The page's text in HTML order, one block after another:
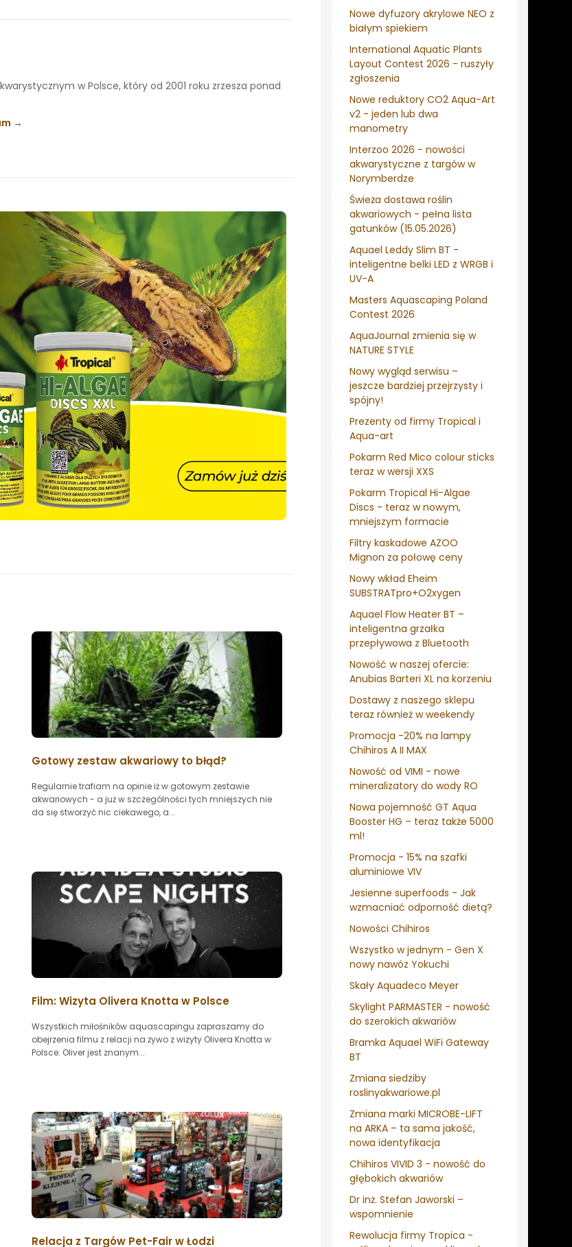
Nowe dyfuzory akrylowe NEO z
białym spiekiem
International Aquatic Plants
Layout Contest 2026 - ruszyły
zgłoszenia
Nowe reduktory CO2 Aqua-Art
v2 - jeden lub dwa
manometry
Interzoo 2026 - nowości
akwarystyczne z targów w
Norymberdze
Świeża dostawa roślin
akwariowych - pełna lista
gatunków (15.05.2026)
Aquael Leddy Slim BT -
inteligentne belki LED z WRGB i
UV-A
Masters Aquascaping Poland
Contest 2026
AquaJournal zmienia się w
NATURE STYLE
Nowy wygląd serwisu –
jeszcze bardziej przejrzysty i
spójny!
Prezenty od firmy Tropical i
Aqua-art
Pokarm Red Mico colour sticks
teraz w wersji XXS
Pokarm Tropical Hi-Algae
Discs - teraz w nowym,
mniejszym formacie
Filtry kaskadowe AZOO
Mignon za połowę ceny
Nowy wkład Eheim
SUBSTRATpro+O2xygen
Aquael Flow Heater BT –
inteligentna grzałka
przepływowa z Bluetooth
Nowość w naszej ofercie:
Anubias Barteri XL na korzeniu
Dostawy z naszego sklepu
teraz również w weekendy
Promocja -20% na lampy
Chihiros A II MAX
Nowość od VIMI - nowe
mineralizatory do wody RO
Nowa pojemność GT Aqua
Booster HG – teraz także 5000
ml!
Promocja - 15% na szafki
aluminiowe VIV
Jesienne superfoods - Jak
wzmacniać odporność dietą?
Nowości Chihiros
Wszystko w jednym - Gen X
nowy nawóz Yokuchi
Skały Aquadeco Meyer
Skylight PARMASTER - nowość
do szerokich akwariów
Bramka Aquael WiFi Gateway
BT
Zmiana siedziby
roslinyakwariowe.pl
Zmiana marki MICROBE-LIFT
na ARKA – ta sama jakość,
nowa identyfikacja
Chihiros VIVID 3 - nowość do
głębokich akwariów
Dr inż. Stefan Jaworski –
wspomnienie
Rewolucja firmy Tropica -
w Polsce, który od 2001 roku zrzesza ponad
Gotowy zestaw akwariowy to błąd?
Regularnie trafiam na opinie iż w gotowym zestawie
akwariowych - a już w szczególności tych mniejszych nie
da się stworzyć nic ciekawego, a...
Film: Wizyta Olivera Knotta w Polsce
Wszystkich miłośników aquascapingu zapraszamy do
obejrzenia filmu z relacji na żywo z wizyty Olivera Knotta w
Polsce. Oliver jest znanym...
Relacja z Targów Pet-Fair w Łodzi